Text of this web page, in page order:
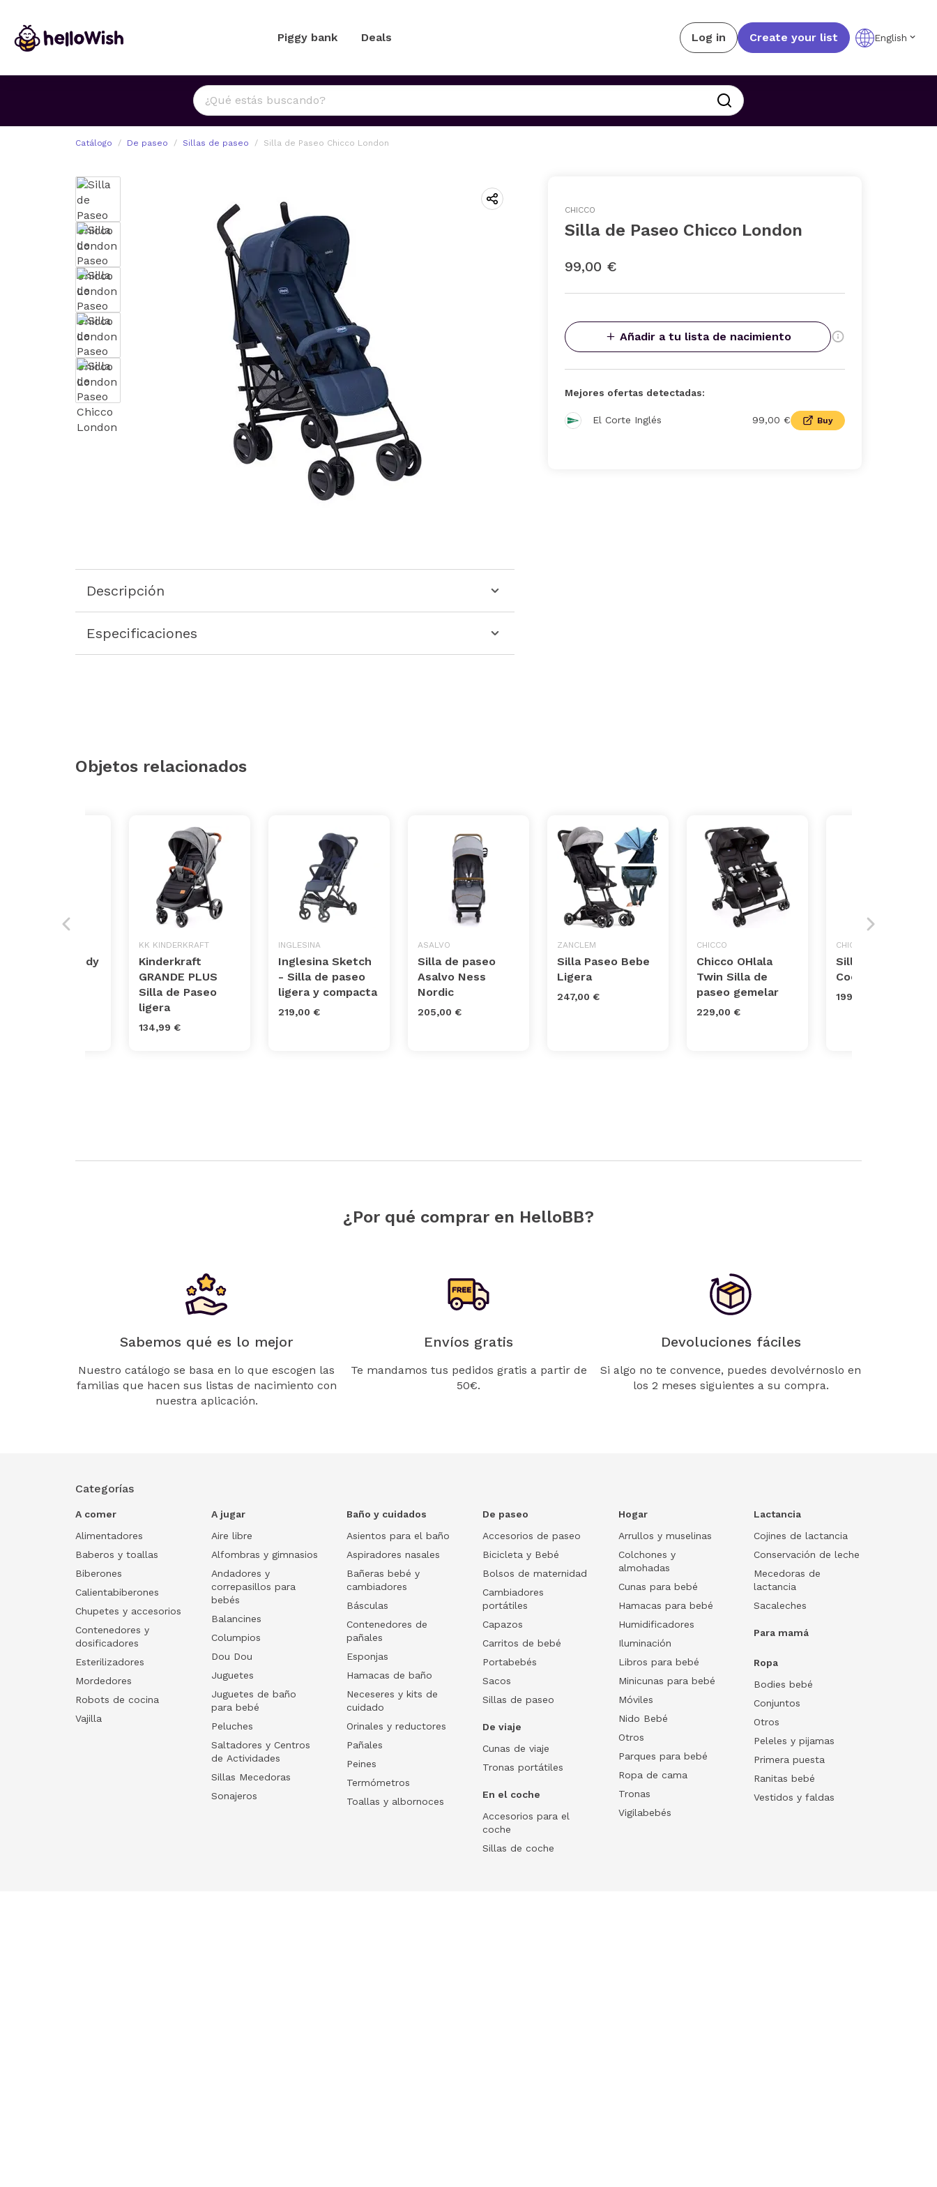
Piggy bank Deals Log in Create your list English
Catálogo De paseo Sillas de paseo Silla de Paseo Chicco London
Descripción
Especificaciones
CHICCO
Silla de Paseo Chicco London
99,00 €
Añadir a tu lista de nacimiento
Mejores ofertas detectadas:
El Corte Inglés 99,00 € Buy
Objetos relacionados
Paseo Goody
KK KINDERKRAFT
Kinderkraft
GRANDE PLUS
Silla de Paseo
ligera
134,99 €
INGLESINA
Inglesina Sketch
- Silla de paseo
ligera y compacta
219,00 €
ASALVO
Silla de paseo
Asalvo Ness
Nordic
205,00 €
ZANCLEM
Silla Paseo Bebe
Ligera
247,00 €
CHICCO
Chicco OHlala
Twin Silla de
paseo gemelar
229,00 €
CHICCO
Silla Paseo Goody
Cool
199,00 €
¿Por qué comprar en HelloBB?
Sabemos qué es lo mejor
Nuestro catálogo se basa en lo que escogen las
familias que hacen sus listas de nacimiento con
nuestra aplicación.
Envíos gratis
Te mandamos tus pedidos gratis a partir de
50€.
Devoluciones fáciles
Si algo no te convence, puedes devolvérnoslo en
los 2 meses siguientes a su compra.
Categorías
A comer
Alimentadores
Baberos y toallas
Biberones
Calientabiberones
Chupetes y accesorios
Contenedores y
dosificadores
Esterilizadores
Mordedores
Robots de cocina
Vajilla
A jugar
Aire libre
Alfombras y gimnasios
Andadores y
correpasillos para
bebés
Balancines
Columpios
Dou Dou
Juguetes
Juguetes de baño
para bebé
Peluches
Saltadores y Centros
de Actividades
Sillas Mecedoras
Sonajeros
Baño y cuidados
Asientos para el baño
Aspiradores nasales
Bañeras bebé y
cambiadores
Básculas
Contenedores de
pañales
Esponjas
Hamacas de baño
Neceseres y kits de
cuidado
Orinales y reductores
Pañales
Peines
Termómetros
Toallas y albornoces
De paseo
Accesorios de paseo
Bicicleta y Bebé
Bolsos de maternidad
Cambiadores
portátiles
Capazos
Carritos de bebé
Portabebés
Sacos
Sillas de paseo
De viaje
Cunas de viaje
Tronas portátiles
En el coche
Accesorios para el
coche
Sillas de coche
Hogar
Arrullos y muselinas
Colchones y
almohadas
Cunas para bebé
Hamacas para bebé
Humidificadores
Iluminación
Libros para bebé
Minicunas para bebé
Móviles
Nido Bebé
Otros
Parques para bebé
Ropa de cama
Tronas
Vigilabebés
Lactancia
Cojines de lactancia
Conservación de leche
Mecedoras de
lactancia
Sacaleches
Para mamá
Ropa
Bodies bebé
Conjuntos
Otros
Peleles y pijamas
Primera puesta
Ranitas bebé
Vestidos y faldas